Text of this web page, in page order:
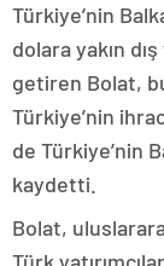
Türkiye’nin
dolara yakın
getiren Bolat,
Türkiye’nin
de Türkiye’nin
kaydetti.
Bolat,